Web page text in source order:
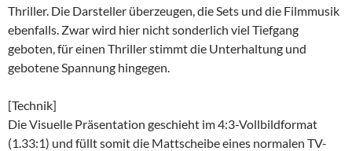
Thriller. Die Darsteller überzeugen, die Sets und die Filmmusik
ebenfalls. Zwar wird hier nicht sonderlich viel Tiefgang
geboten, für einen Thriller stimmt die Unterhaltung und
gebotene Spannung hingegen.
[Technik]
Die Visuelle Präsentation geschieht im 4:3-Vollbildformat
(1.33:1) und füllt somit die Mattscheibe eines normalen TV-